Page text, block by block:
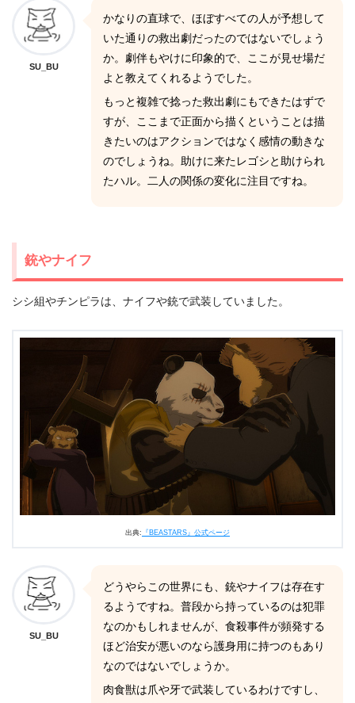
SU_BU
かなりの直球で、ほぼすべての人が予想して
いた通りの救出劇だったのではないでしょう
か。劇伴もやけに印象的で、ここが見せ場だ
よと教えてくれるようでした。
もっと複雑で捻った救出劇にもできたはずで
すが、ここまで正面から描くということは描
きたいのはアクションではなく感情の動きな
のでしょうね。助けに来たレゴシと助けられ
たハル。二人の関係の変化に注目ですね。
銃やナイフ
シシ組やチンピラは、ナイフや銃で武装していました。
出典: 『BEASTARS』公式ページ
SU_BU
どうやらこの世界にも、銃やナイフは存在す
るようですね。普段から持っているのは犯罪
なのかもしれませんが、食殺事件が頻発する
ほど治安が悪いのなら護身用に持つのもあり
なのではないでしょうか。
肉食獣は爪や牙で武装しているわけですし、